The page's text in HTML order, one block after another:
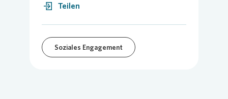
Teilen
Soziales Engagement